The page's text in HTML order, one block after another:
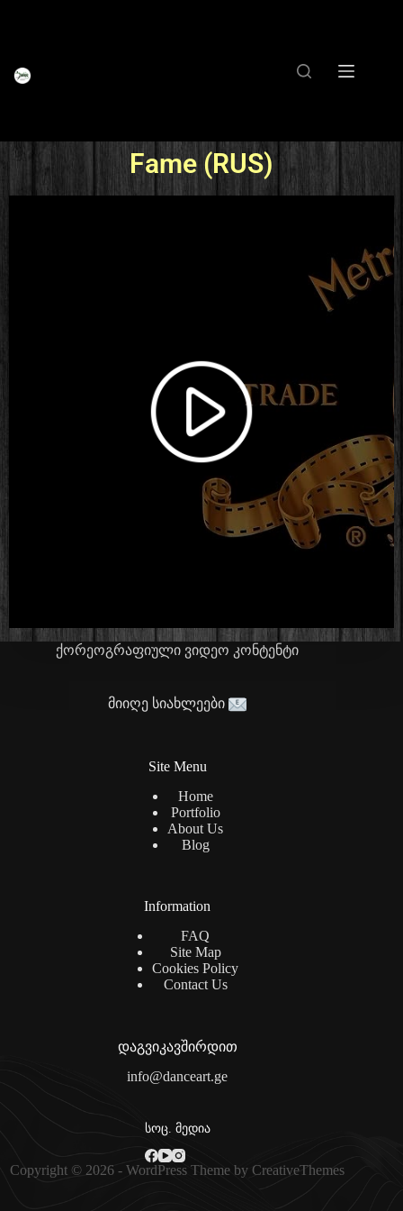
Fame (RUS)
ქორეოგრაფიული ვიდეო კონტენტი
მიიღე სიახლეები
Site Menu
Home
Portfolio
About Us
Blog
Information
FAQ
Site Map
Cookies Policy
Contact Us
დაგვიკავშირდით
info@danceart.ge
სოც. მედია
Copyright © 2026 - WordPress Theme by CreativeThemes